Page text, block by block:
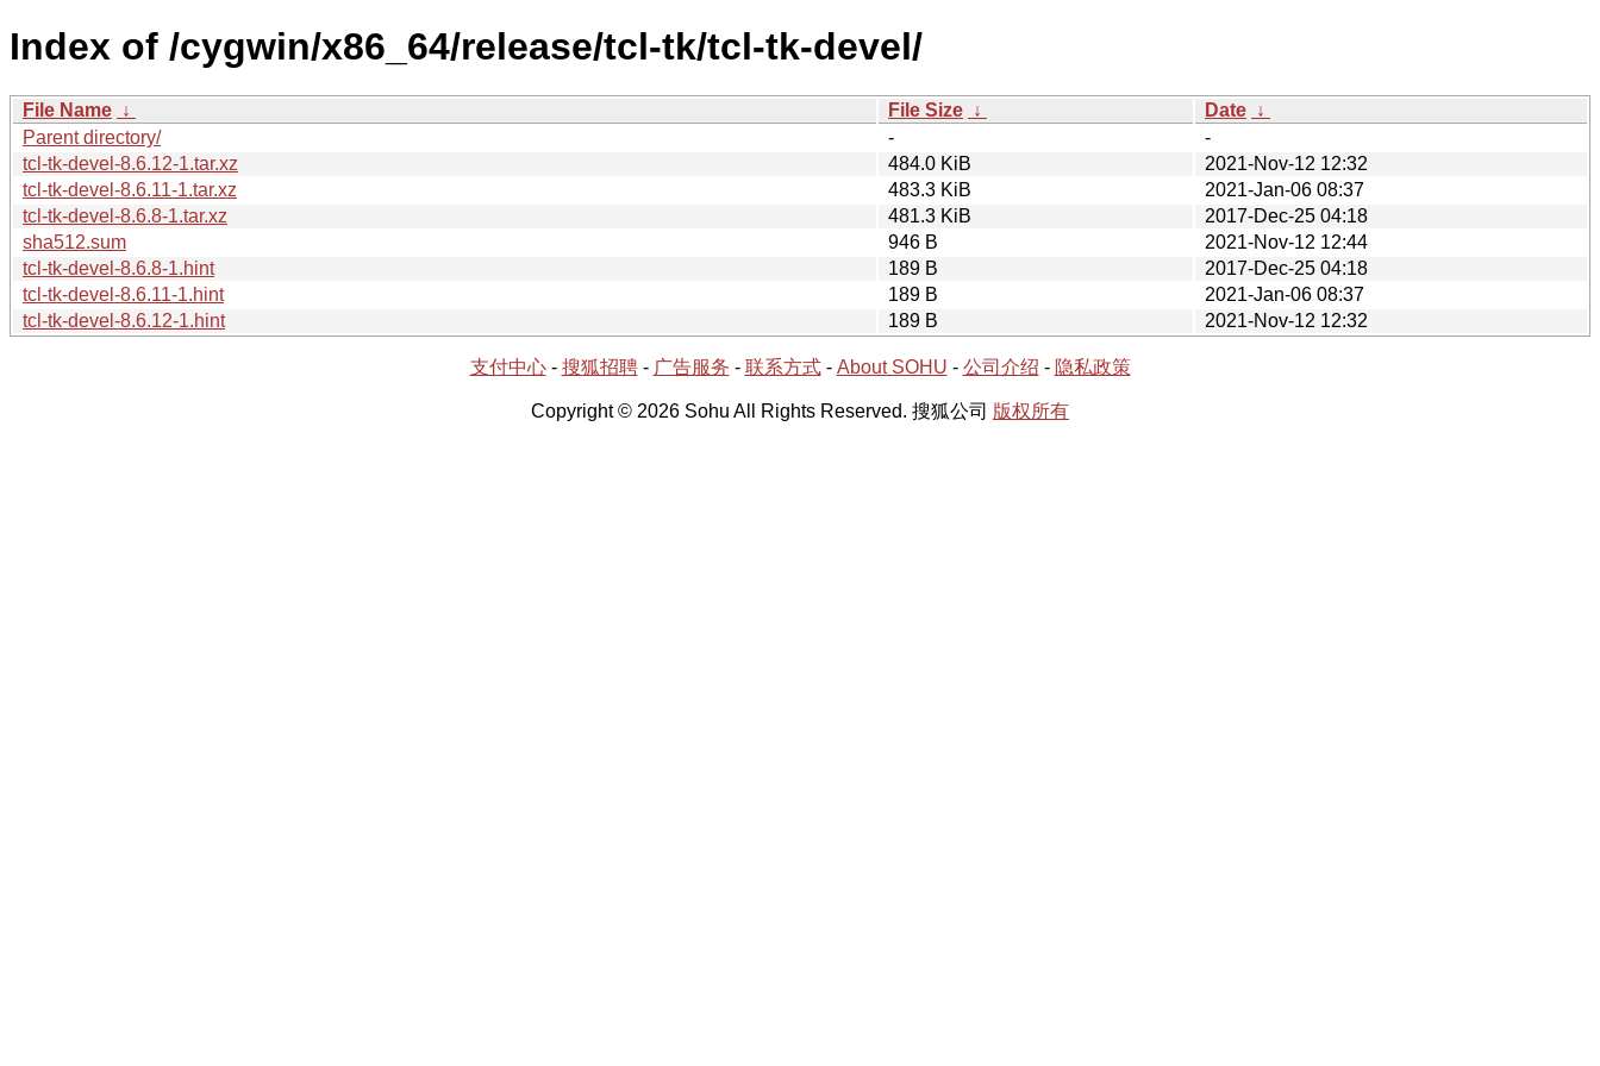
Index of /cygwin/x86_64/release/tcl-tk/tcl-tk-devel/
File Name ↓ File Size ↓ Date ↓
Parent directory/
-
-
tcl-tk-devel-8.6.12-1.tar.xz
484.0 KiB
2021-Nov-12 12:32
tcl-tk-devel-8.6.11-1.tar.xz
483.3 KiB
2021-Jan-06 08:37
tcl-tk-devel-8.6.8-1.tar.xz
481.3 KiB
2017-Dec-25 04:18
sha512.sum
946 B
2021-Nov-12 12:44
tcl-tk-devel-8.6.8-1.hint
189 B
2017-Dec-25 04:18
tcl-tk-devel-8.6.11-1.hint
189 B
2021-Jan-06 08:37
tcl-tk-devel-8.6.12-1.hint
189 B 2021-Nov-12 12:32
支付中心- 搜狐招聘- 广告服务 - 联系方式- About SOHU - 公司介绍 - 隐私政策
Copyright © 2026 Sohu All Rights Reserved. 搜狐公司 版权所有